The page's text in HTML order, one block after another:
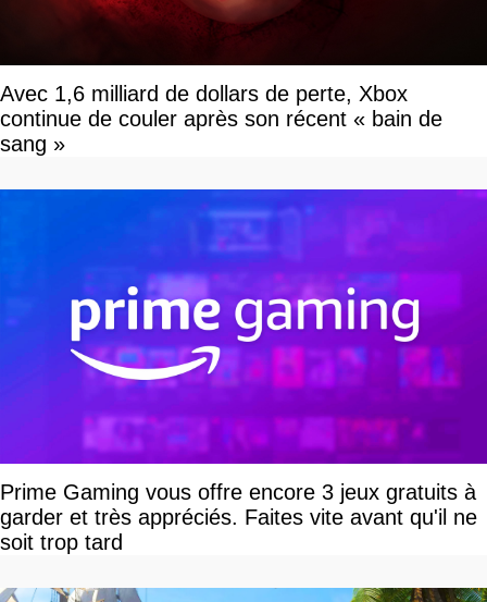
Avec 1,6 milliard de dollars de perte, Xbox
continue de couler après son récent « bain de
sang »
Prime Gaming vous offre encore 3 jeux gratuits à
garder et très appréciés. Faites vite avant qu'il ne
soit trop tard